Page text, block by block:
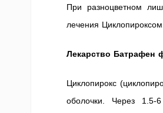
При разноцветном
лечения Циклопироксом.
Лекарство Батрафен
Циклопирокс
оболочки. Через 1.5-